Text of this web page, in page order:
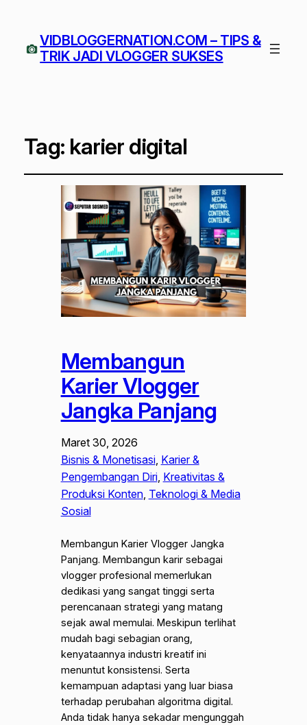
VIDBLOGGERNATION.COM – TIPS &
TRIK JADI VLOGGER SUKSES
Tag: karier digital
Membangun
Karier Vlogger
Jangka Panjang
Maret 30, 2026
Bisnis & Monetisasi, Karier &
Pengembangan Diri, Kreativitas &
Produksi Konten, Teknologi & Media
Sosial
Membangun Karier Vlogger Jangka
Panjang. Membangun karir sebagai
vlogger profesional memerlukan
dedikasi yang sangat tinggi serta
perencanaan strategi yang matang
sejak awal memulai. Meskipun terlihat
mudah bagi sebagian orang,
kenyataannya industri kreatif ini
menuntut konsistensi. Serta
kemampuan adaptasi yang luar biasa
terhadap perubahan algoritma digital.
Anda tidak hanya sekadar mengunggah